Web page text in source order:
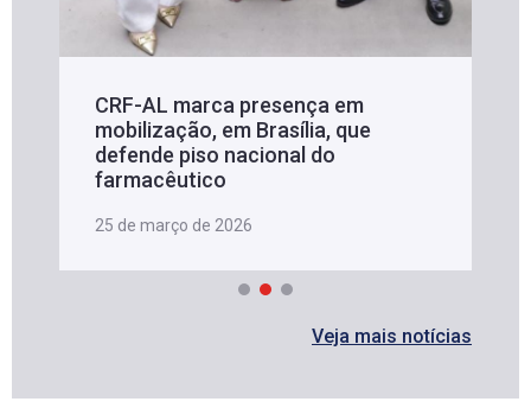
CRF-AL marca presença em
mobilização, em Brasília, que
defende piso nacional do
farmacêutico
25 de março de 2026
Veja mais notícias